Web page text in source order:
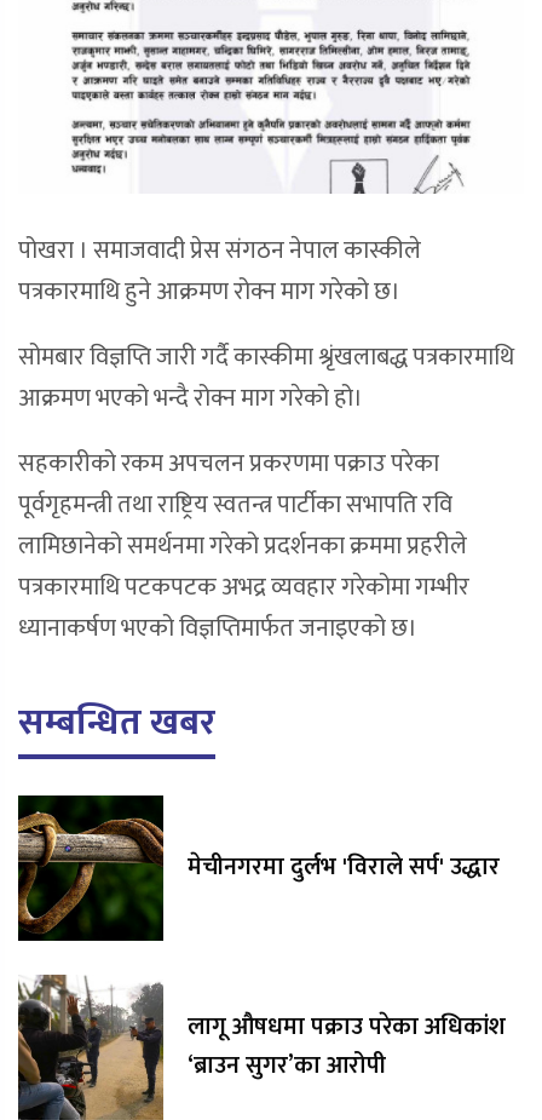
पोखरा । समाजवादी प्रेस संगठन नेपाल कास्कीले
पत्रकारमाथि हुने आक्रमण रोक्न माग गरेको छ।
सोमबार विज्ञप्ति जारी गर्दै कास्कीमा श्रृंखलाबद्ध पत्रकारमाथि
आक्रमण भएको भन्दै रोक्न माग गरेको हो।
सहकारीको रकम अपचलन प्रकरणमा पक्राउ परेका
पूर्वगृहमन्त्री तथा राष्ट्रिय स्वतन्त्र पार्टीका सभापति रवि
लामिछानेको समर्थनमा गरेको प्रदर्शनका क्रममा प्रहरीले
पत्रकारमाथि पटकपटक अभद्र व्यवहार गरेकोमा गम्भीर
ध्यानाकर्षण भएको विज्ञप्तिमार्फत जनाइएको छ।
सम्बन्धित खबर
मेचीनगरमा दुर्लभ 'विराले सर्प' उद्धार
लागू औषधमा पक्राउ परेका अधिकांश
‘ब्राउन सुगर’का आरोपी